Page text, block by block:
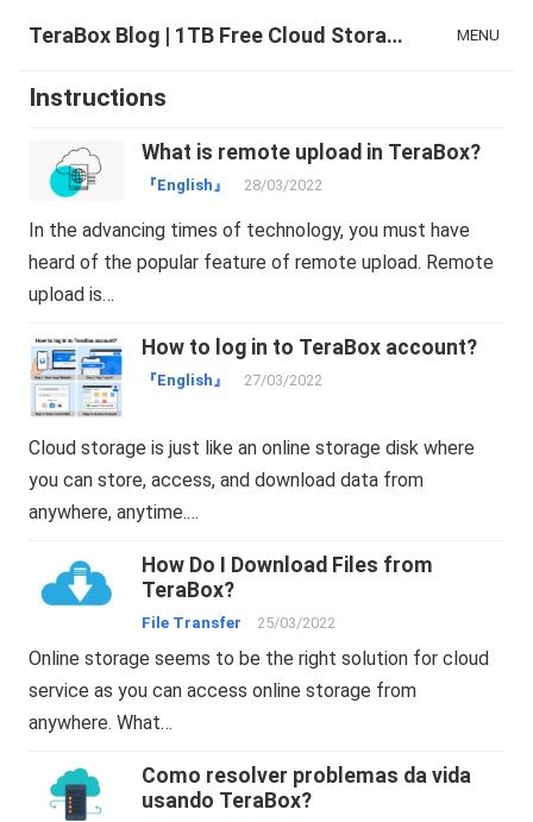
TeraBox Blog | 1TB Free Cloud Storage & All-in-One AI Space MENU
Instructions
What is remote upload in TeraBox?
『English』 28/03/2022
In the advancing times of technology, you must have
heard of the popular feature of remote upload. Remote
upload is…
How to log in to TeraBox account?
『English』 27/03/2022
Cloud storage is just like an online storage disk where
you can store, access, and download data from
anywhere, anytime.…
How Do I Download Files from
TeraBox?
File Transfer 25/03/2022
Online storage seems to be the right solution for cloud
service as you can access online storage from
anywhere. What…
Como resolver problemas da vida
usando TeraBox?